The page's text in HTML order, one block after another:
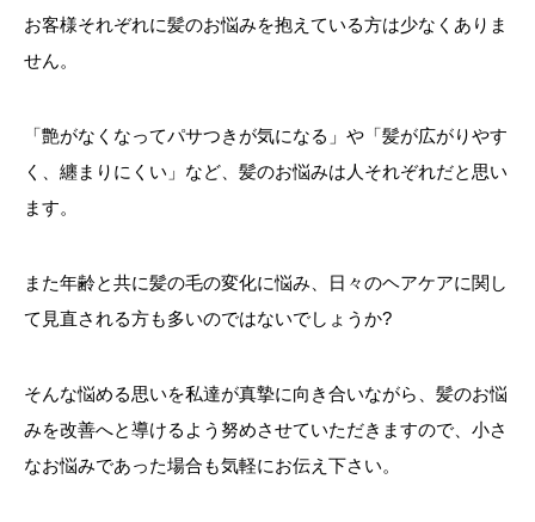
お客様それぞれに髪のお悩みを抱えている方は少なくありま
せん。
「艶がなくなってパサつきが気になる」や「髪が広がりやす
く、纏まりにくい」など、髪のお悩みは人それぞれだと思い
ます。
また年齢と共に髪の毛の変化に悩み、日々のヘアケアに関し
て見直される方も多いのではないでしょうか?
そんな悩める思いを私達が真摯に向き合いながら、髪のお悩
みを改善へと導けるよう努めさせていただきますので、小さ
なお悩みであった場合も気軽にお伝え下さい。